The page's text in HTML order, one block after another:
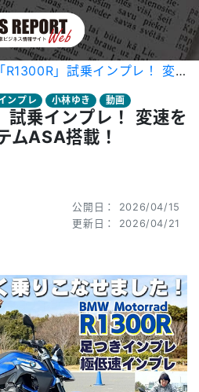
」試乗インプレ！ 変速を自動で行う新システムASA搭載！
ンプレ 小林ゆき 動画
乗インプレ！ 変速を
ムASA搭載！
公開日： 2026/04/15
更新日： 2026/04/21